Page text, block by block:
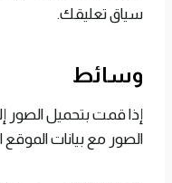
سياق تعليقك.
وسائط
إذا قمت بتحميل
الصور مع بيانات